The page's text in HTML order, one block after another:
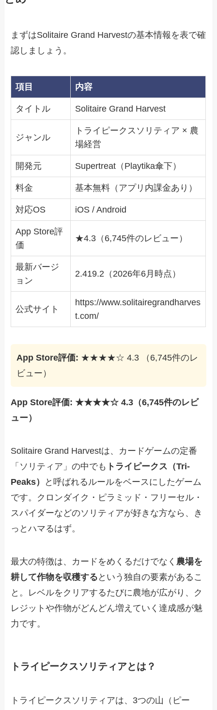
まずはSolitaire Grand Harvestの基本情報を表で確
認しましょう。
項目 内容
タイトル Solitaire Grand Harvest
ジャンル
トライピークスソリティア × 農
場経営
開発元 Supertreat（Playtika傘下）
料金 基本無料（アプリ内課金あり）
対応OS iOS / Android
App Store評
価
★4.3（6,745件のレビュー）
最新バージ
ョン
2.419.2（2026年6月時点）
公式サイト
https://www.solitairegrandharves
t.com/
App Store評価: ★★★★☆ 4.3 （6,745件のレ
ビュー）
App Store評価: ★★★★☆ 4.3（6,745件のレビ
ュー）
Solitaire Grand Harvestは、カードゲームの定番
「ソリティア」の中でも トライピークス（Tri-
Peaks）
と呼ばれるルールをベースにしたゲーム
です。クロンダイク・ピラミッド・フリーセル・
スパイダーなどのソリティアが好きな方なら、き
っとハマるはず。
最大の特徴は、カードをめくるだけでなく 農場を
耕して作物を収穫する という独自の要素があるこ
と。レベルをクリアするたびに農地が広がり、ク
レジットや作物がどんどん増えていく達成感が魅
力です。
トライピークスソリティアとは？
トライピークスソリティアは、3つの山（ピー